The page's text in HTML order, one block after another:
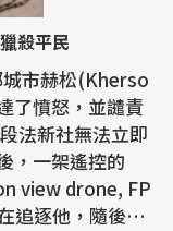
殺平民
市赫松(Kherso
了憤怒，並譴責
，一架遙控的
view drone, FP
追逐他，隨後引